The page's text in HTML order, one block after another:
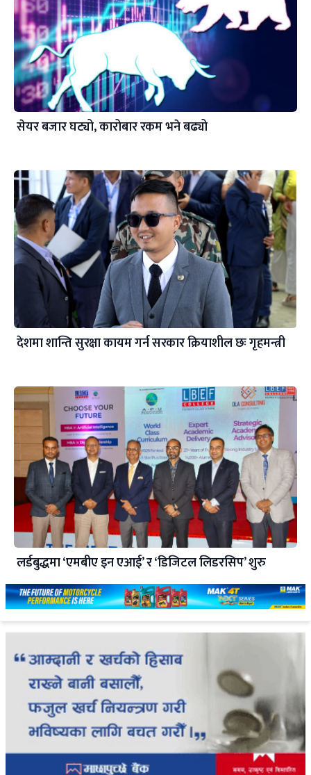
सेयर बजार घट्यो, कारोबार रकम भने बढ्यो
देशमा शान्ति सुरक्षा कायम गर्न सरकार क्रियाशील छः गृहमन्त्री
लर्डबुद्धमा ‘एमबीए इन एआई’ र ‘डिजिटल लिडरसिप’ शुरु